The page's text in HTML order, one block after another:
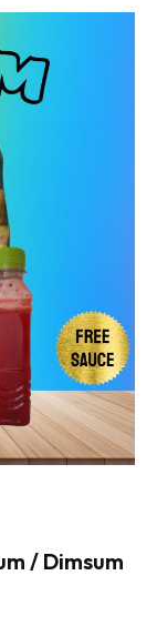
/ Dimsum